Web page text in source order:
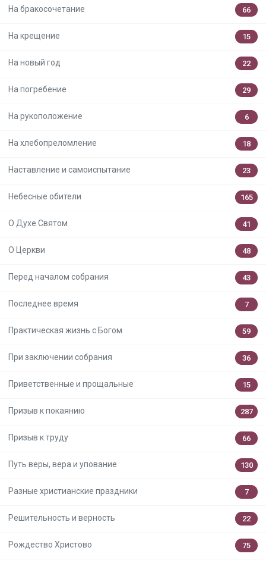
На бракосочетание 66
На крещение 15
На новый год 22
На погребение 29
На рукоположение 6
На хлебопреломление 18
Наставление и самоиспытание 23
Небесные обители 165
О Духе Святом 41
О Церкви 48
Перед началом собрания 43
Последнее время 7
Практическая жизнь с Богом 59
При заключении собрания 36
Приветственные и прощальные 15
Призыв к покаянию 287
Призыв к труду 66
Путь веры, вера и упование 130
Разные христианские праздники 7
Решительность и верность 22
Рождество Христово 75